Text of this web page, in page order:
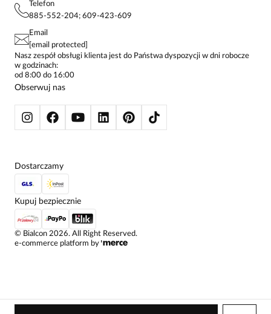
KONTAKTY
POLITYKA PRYWATNOŚCI
STREFA STAŁEGO KLIENTA
KOSZULE DAMSKIE
SPODNIE DAMSKIE
ŻAKIETY I MARYNARKI
SWETRY
BLUZY
Telefon
885-552-204; 609-423-609
Email
[email protected]
Nasz zespół obsługi klienta jest do Państwa dyspozycji w dni robocze
w godzinach:
od 8:00 do 16:00
Obserwuj nas
© Bialcon 2026. All Right Reserved.
e-commerce platform by
Dostarczamy
Kupuj bezpiecznie